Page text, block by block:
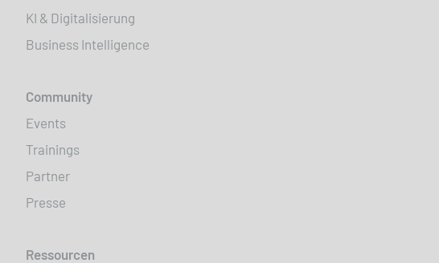
KI & Digitalisierung
Business Intelligence
Community
Events
Trainings
Partner
Presse
Ressourcen